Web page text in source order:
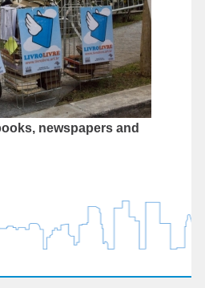
newspapers and